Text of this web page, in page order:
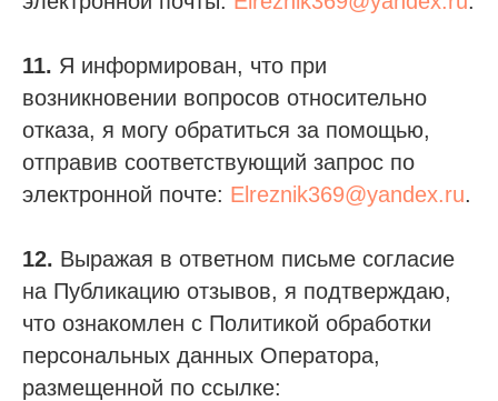
11. Я информирован, что при
возникновении вопросов относительно
отказа, я могу обратиться за помощью,
отправив соответствующий запрос по
электронной почте: Elreznik369@yandex.ru.
12. Выражая в ответном письме согласие
на Публикацию отзывов, я подтверждаю,
что ознакомлен с Политикой обработки
персональных данных Оператора,
размещенной по ссылке: